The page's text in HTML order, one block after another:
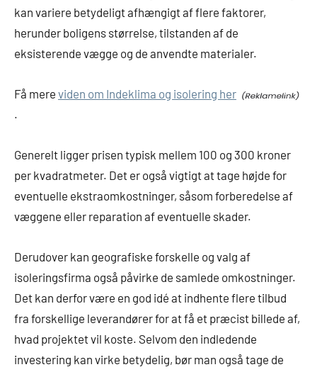
kan variere betydeligt afhængigt af flere faktorer,
herunder boligens størrelse, tilstanden af de
eksisterende vægge og de anvendte materialer.
Få mere viden om Indeklima og isolering her
.
Generelt ligger prisen typisk mellem 100 og 300 kroner
per kvadratmeter. Det er også vigtigt at tage højde for
eventuelle ekstraomkostninger, såsom forberedelse af
væggene eller reparation af eventuelle skader.
Derudover kan geografiske forskelle og valg af
isoleringsfirma også påvirke de samlede omkostninger.
Det kan derfor være en god idé at indhente flere tilbud
fra forskellige leverandører for at få et præcist billede af,
hvad projektet vil koste. Selvom den indledende
investering kan virke betydelig, bør man også tage de